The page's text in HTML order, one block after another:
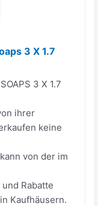
3 X 1.7
3 X 1.7
ihrer
keine
von der im
Rabatte
Kaufhäusern.